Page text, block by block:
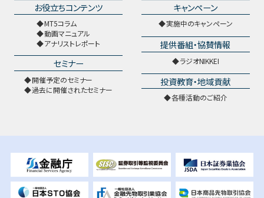
お役立ちコンテンツ
MT5コラム
動画マニュアル
アナリストレポート
セミナー
開催予定のセミナー
過去に開催されたセミナー
キャンペーン
実施中のキャンペーン
提供番組・協賛情報
ラジオNIKKEI
投資教育・地域貢献
各種活動のご紹介